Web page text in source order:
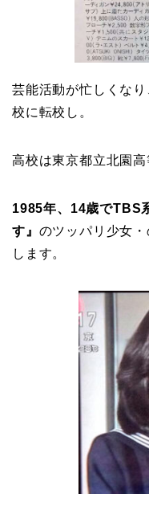
芸能活動が忙しくな
校に転校し。
高校は東京都立北園高
1985年、14歳でTBS
す』 のツッパリ少女
します。